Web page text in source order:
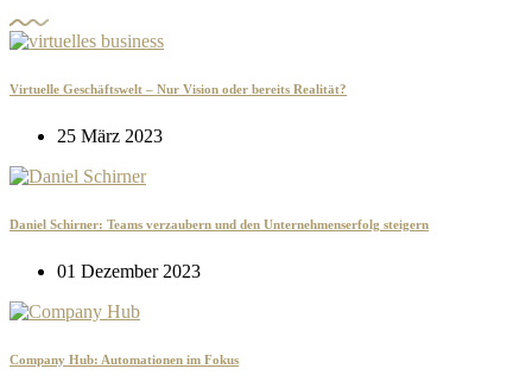
Virtuelle Geschäftswelt – Nur Vision oder bereits Realität?
25 März 2023
Daniel Schirner: Teams verzaubern und den Unternehmenserfolg steigern
01 Dezember 2023
Company Hub: Automationen im Fokus